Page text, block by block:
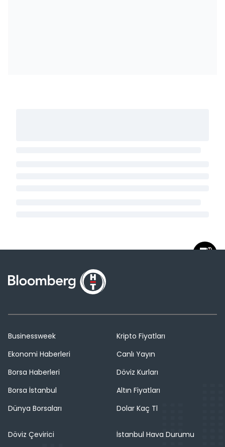
Businessweek
Ekonomi Haberleri
Borsa Haberleri
Borsa İstanbul
Dünya Borsaları
Kripto Fiyatları
Canlı Yayın
Döviz Kurları
Altın Fiyatları
Dolar Kaç Tl
Döviz Çevirici
İstanbul Hava Durumu